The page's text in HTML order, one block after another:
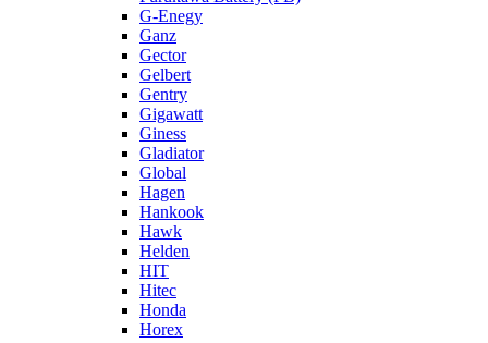
G-Enegy
Ganz
Gector
Gelbert
Gentry
Gigawatt
Giness
Gladiator
Global
Hagen
Hankook
Hawk
Helden
HIT
Hitec
Honda
Horex